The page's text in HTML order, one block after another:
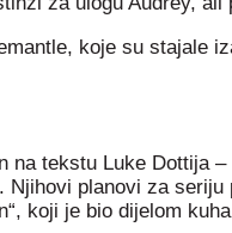
koje su stajale
na tekstu Luke Dottija
planovi za
koji je bio dijelom